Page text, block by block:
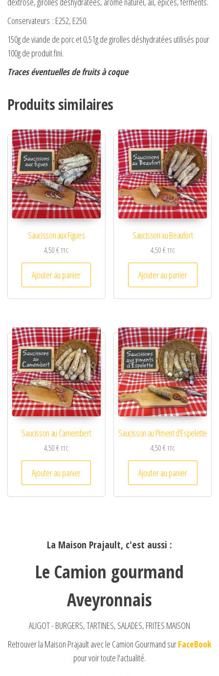
Conservateurs : E252, E250.
150g de viande de porc et 0,51g de girolles déshydratées utilisés pour
100g de produit fini.
Traces éventuelles de fruits à coque
Produits similaires
Saucisson aux Figues
4,50€TTC
Ajouter au panier
Saucisson au Beaufort
4,50€TTC
Ajouter au panier
Saucisson au Camembert
4,50€TTC
Ajouter au panier
Saucisson au Piment d’Espelette
4,50€TTC
Ajouter au panier
La Maison Prajault, c'est aussi :
Le Camion gourmand
Aveyronnais
ALIGOT - BURGERS, TARTINES, SALADES, FRITES MAISON
Retrouver la Maison Prajault avec le Camion Gourmand surFaceBook
pour voir toute l'actualité.